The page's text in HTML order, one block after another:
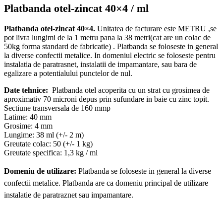
Platbanda otel-zincat 40×4 / ml
Platbanda otel-zincat 40×4. Unitatea de facturare este METRU ,se
pot livra lungimi de la 1 metru pana la 38 metri(cat are un colac de
50kg forma standard de fabricatie) . Platbanda se foloseste in general
la diverse confectii metalice. In domeniul electric se foloseste pentru
instalatia de paratrasnet, instalatii de impamantare, sau bara de
egalizare a potentialului punctelor de nul.
Date tehnice: Platbanda otel acoperita cu un strat cu grosimea de
aproximativ 70 microni depus prin sufundare in baie cu zinc topit.
Sectiune transversala de 160 mmp
Latime: 40 mm
Grosime: 4 mm
Lungime: 38 ml (+/- 2 m)
Greutate colac: 50 (+/- 1 kg)
Greutate specifica: 1,3 kg / ml
Domeniu de utilizare: Platbanda se foloseste in general la diverse
confectii metalice. Platbanda are ca domeniu principal de utilizare
instalatie de paratraznet sau impamantare.